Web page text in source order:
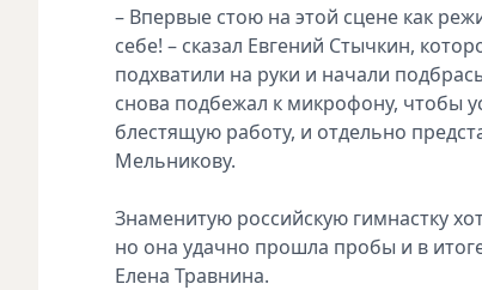
– Впервые стою на этой сцене как
себе! – сказал Евгений Стычкин,
подхватили на руки и начали
снова подбежал к микрофону, чтобы
блестящую работу, и отдельно
Мельникову.
Знаменитую российскую гимнастку
но она удачно прошла пробы и в
Елена Травнина.